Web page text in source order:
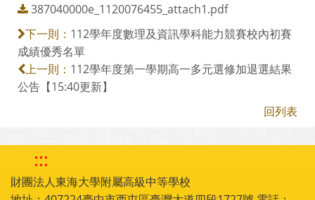
387040000e_1120076455_attach1.pdf
下一則： 112學年度數理及資訊學科能力競賽校內初賽
成績優秀名單
上一則： 112學年度第一學期高一多元選修加退選結果
公告【15:40更新】
回列表
:::
財團法人東海大學附屬高級中等學校